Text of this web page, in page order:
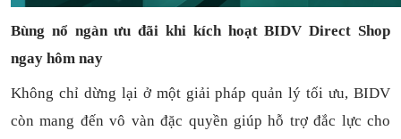
Bùng nổ ngàn ưu đãi khi kích hoạt BIDV Direct Shop
ngay hôm nay
Không chỉ dừng lại ở một giải pháp quản lý tối ưu, BIDV
còn mang đến vô vàn đặc quyền giúp hỗ trợ đắc lực cho